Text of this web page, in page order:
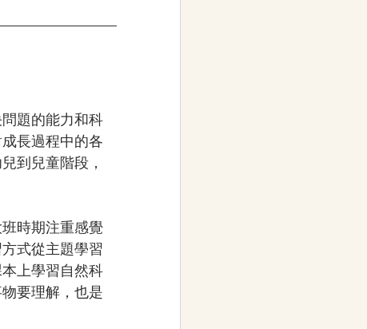
題的能力和科
長過程中的各
到兒童階段，
時期注重感覺
式從主題學習
上學習自然科
要理解，也是